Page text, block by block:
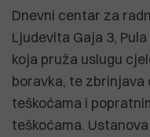
Dnevni centar za
Ljudevita Gaja 3,
koja pruža uslugu
boravka, te zbrinjava
teškoćama i
teškoćama.